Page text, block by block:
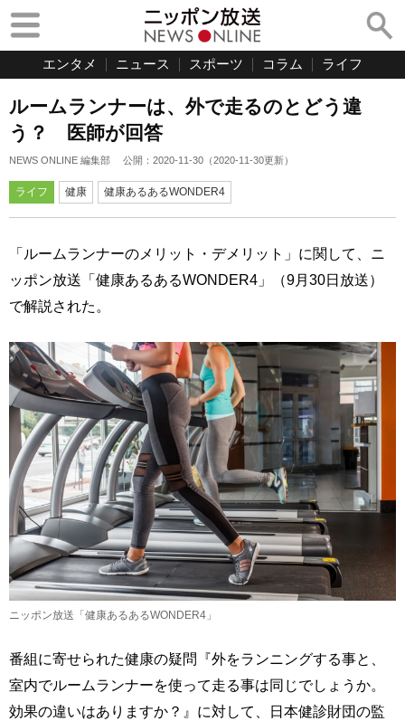
エンタメ ニュース スポーツ コラム ライフ
ルームランナーは、外で走るのとどう違
う？ 医師が回答
NEWS ONLINE 編集部 公開： 2020-11-30 （2020-11-30更新）
ライフ 健康 健康あるあるWONDER4
「ルームランナーのメリット・デメリット」に関して、ニ
ッポン放送「健康あるあるWONDER4」（9月30日放送）
で解説された。
ニッポン放送「健康あるあるWONDER4」
番組に寄せられた健康の疑問『外をランニングする事と、
室内でルームランナーを使って走る事は同じでしょうか。
効果の違いはありますか？』に対して、日本健診財団の監